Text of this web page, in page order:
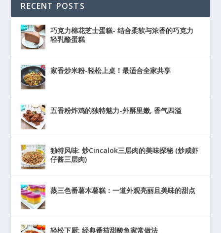
RECENT POSTS
巧克力棉花芝士蛋糕- 结合柔软与浓香的巧克力
轻乳酪蛋糕
家香炒米粉-轻松上桌！最适合全家共享
五香粉炸鸡的独特魅力-外酥里嫩, 香气四溢
独特风味: 炒Cincalok三层肉的美味探秘 (炒咸虾
仔酱三层肉)
蒸三色番薯木薯糕：一道外观亮丽且美味的甜点
轻松下厨: 经典番茄甜酸鱼家常做法